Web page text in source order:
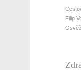
Filip